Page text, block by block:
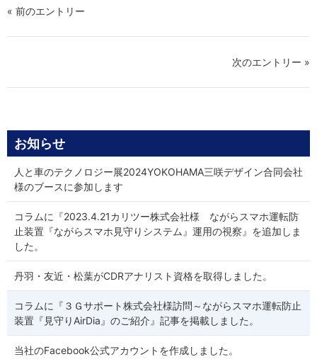
« 前のエントリー
次のエントリー »
お知らせ
人と車のテクノロジー展2024YOKOHAMA三咲デザイン合同会社
様のブースに参加します
コラムに『2023.4.21カリツー株式会社様 ながらスマホ運転防
止装置『ながらスマホ見守りシステム』運用の視察』を追加しま
した。
丹羽・友近・松葉がCDRアナリスト資格を取得しました。
コラムに『３Ｇサポート株式会社様訪問～ながらスマホ運転防止
装置『見守りAirDia』のご紹介』記事を掲載しました。
当社のFacebook公式アカウントを作成しました。